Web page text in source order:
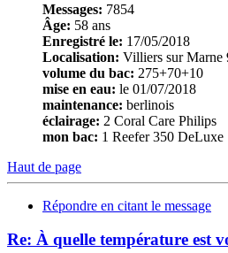
Messages: 7854
Âge: 58 ans
Enregistré le: 17/05/2018
Localisation: Villiers sur Marne
volume du bac: 275+70+10
mise en eau: le 01/07/2018
maintenance: berlinois
éclairage: 2 Coral Care Philips
mon bac: 1 Reefer 350 DeLuxe
Haut de page
Répondre en citant le message
Re: À quelle température est